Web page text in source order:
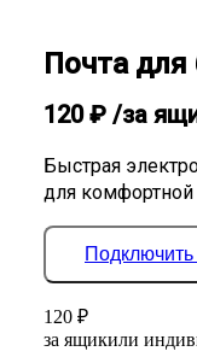
Почта для
120₽ /за
Быстрая
для комфортной
Подключить
120 ₽
за ящикили